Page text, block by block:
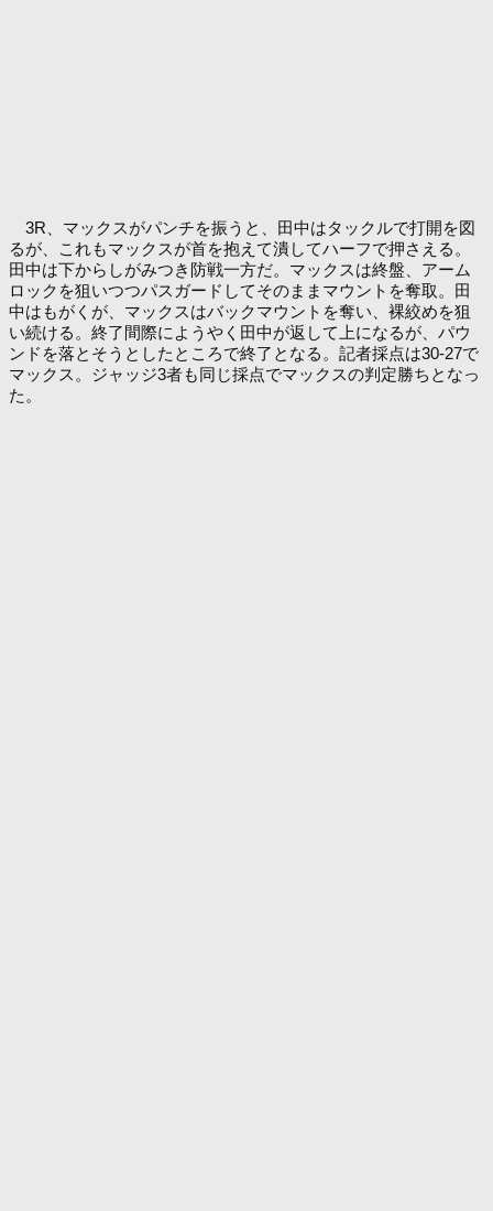
3R、マックスがパンチを振うと、田中はタックルで打開を図
るが、これもマックスが首を抱えて潰してハーフで押さえる。
田中は下からしがみつき防戦一方だ。マックスは終盤、アーム
ロックを狙いつつパスガードしてそのままマウントを奪取。田
中はもがくが、マックスはバックマウントを奪い、裸絞めを狙
い続ける。終了間際にようやく田中が返して上になるが、パウ
ンドを落とそうとしたところで終了となる。記者採点は30-27で
マックス。ジャッジ3者も同じ採点でマックスの判定勝ちとなっ
た。